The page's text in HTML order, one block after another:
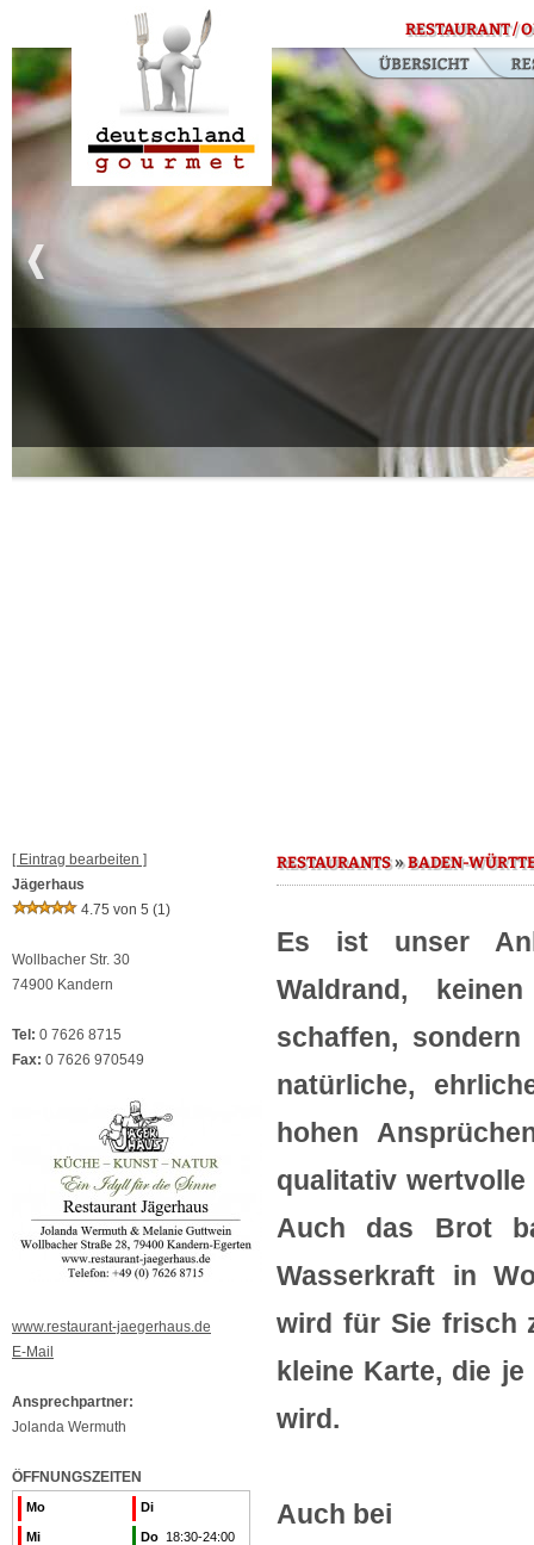
RESTAURANT /
[ Eintrag bearbeiten ]
Jägerhaus
4.75 von 5 (1)
Wollbacher Str. 30
74900 Kandern
Tel: 0 7626 8715
Fax: 0 7626 970549
www.restaurant-jaegerhaus.de
E-Mail
Ansprechpartner:
Jolanda Wermuth
ÖFFNUNGSZEITEN
Mo Di
Mi Do 18:30-24:00
RESTAURANTS»BADEN-
Es ist unser
Waldrand,
schaffen,
natürliche,
hohen
qualitativ
Auch das Brot
Wasserkraft in
wird für Sie frisch
kleine Karte, die
wird.
Auch bei